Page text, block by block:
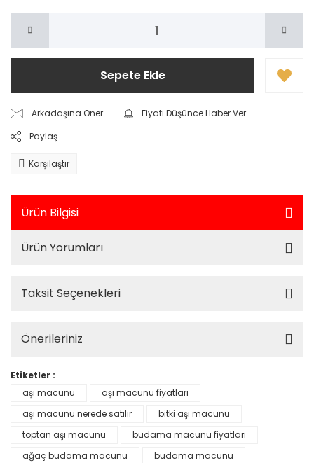
Sepete Ekle
Arkadaşına Öner
Fiyatı Düşünce Haber Ver
Paylaş
Karşılaştır
Ürün Bilgisi
Ürün Yorumları
Taksit Seçenekleri
Önerileriniz
Etiketler :
aşı macunu
aşı macunu fiyatları
aşı macunu nerede satılır
bitki aşı macunu
toptan aşı macunu
budama macunu fiyatları
ağaç budama macunu
budama macunu